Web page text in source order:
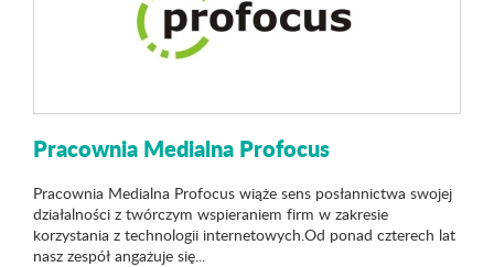
Pracownia Medialna Profocus
Pracownia Medialna Profocus wiąże sens posłannictwa swojej
działalności z twórczym wspieraniem firm w zakresie
korzystania z technologii internetowych.Od ponad czterech lat
nasz zespół angażuje się...